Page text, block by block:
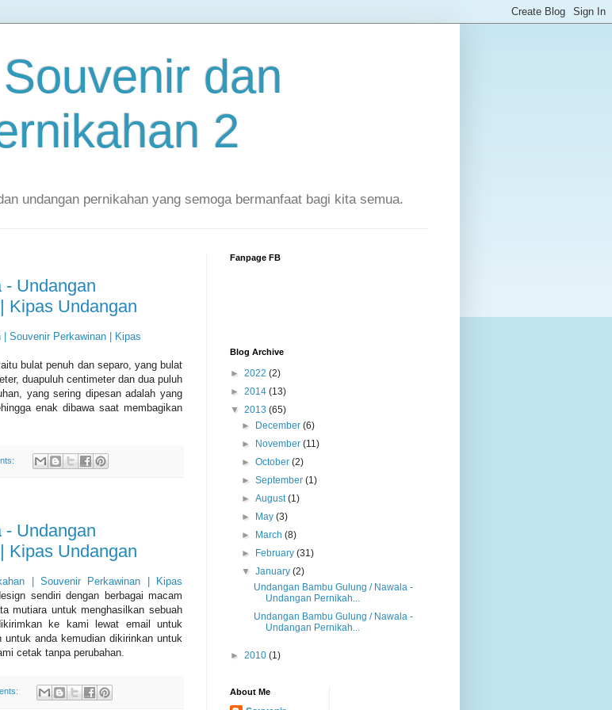
dan
2
undangan pernikahan yang semoga bermanfaat bagi kita semua.
- Undangan
Kipas Undangan
Souvenir Perkawinan | Kipas
bulat penuh dan separo, yang bulat
duapuluh centimeter dan dua puluh
yang sering dipesan adalah yang
enak dibawa saat membagikan
- Undangan
Kipas Undangan
| Souvenir Perkawinan | Kipas
sendiri dengan berbagai macam
mutiara untuk menghasilkan sebuah
ke kami lewat email untuk
anda kemudian dikirinkan untuk
cetak tanpa perubahan.
Fanpage FB
Blog Archive
► 2022 (2)
► 2014 (13)
▼ 2013 (65)
►
December(6)
►
November(11)
►October(2)
►September(1)
►August(1)
►
May(3)
►
March(8)
►
February(31)
▼January(2)
Undangan Bambu Gulung / Nawala -
Undangan Pernikah...
Undangan Bambu Gulung / Nawala -
Undangan Pernikah...
► 2010 (1)
About Me